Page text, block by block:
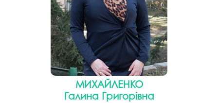
МИХАЙЛЕНКО
Галина Григорівна